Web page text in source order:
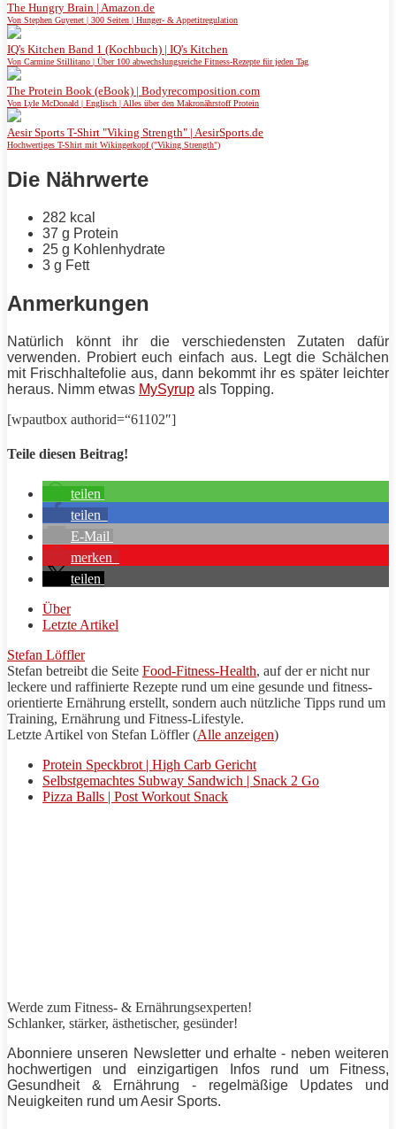
The Hungry Brain | Amazon.de
Von Stephen Guyenet | 300 Seiten | Hunger- & Appetitregulation
IQ's Kitchen Band 1 (Kochbuch) | IQ's Kitchen
Von Carmine Stillitano | Über 100 abwechslungsreiche Fitness-Rezepte für jeden Tag
The Protein Book (eBook) | Bodyrecomposition.com
Von Lyle McDonald | Englisch | Alles über den Makronährstoff Protein
Aesir Sports T-Shirt "Viking Strength" | AesirSports.de
Hochwertiges T-Shirt mit Wikingerkopf ("Viking Strength")
Die Nährwerte
282 kcal
37 g Protein
25 g Kohlenhydrate
3 g Fett
Anmerkungen
Natürlich könnt ihr die verschiedensten Zutaten dafür
verwenden. Probiert euch einfach aus. Legt die Schälchen
mit Frischhaltefolie aus, dann bekommt ihr es später leichter
heraus. Nimm etwas MySyrup als Topping.
[wpautbox authorid=“61102″]
Teile diesen Beitrag!
teilen
teilen
E-Mail
merken
teilen
Über
Letzte Artikel
Stefan Löffler
Stefan betreibt die Seite Food-Fitness-Health, auf der er nicht nur
leckere und raffinierte Rezepte rund um eine gesunde und fitness-
orientierte Ernährung erstellt, sondern auch nützliche Tipps rund um
Training, Ernährung und Fitness-Lifestyle.
Letzte Artikel von Stefan Löffler(Alle anzeigen)
Protein Speckbrot | High Carb Gericht
Selbstgemachtes Subway Sandwich | Snack 2 Go
Pizza Balls | Post Workout Snack
Werde zum Fitness- & Ernährungsexperten!
Schlanker, stärker, ästhetischer, gesünder!
Abonniere unseren Newsletter und erhalte - neben weiteren
hochwertigen und einzigartigen Infos rund um Fitness,
Gesundheit & Ernährung - regelmäßige Updates und
Neuigkeiten rund umAesir Sports.